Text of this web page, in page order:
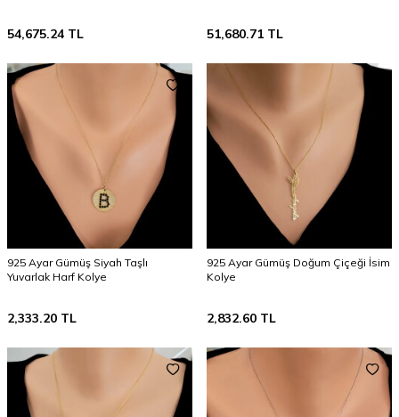
54,675.24 TL 51,680.71 TL
925 Ayar Gümüş Siyah Taşlı
Yuvarlak Harf Kolye
2,333.20 TL
925 Ayar Gümüş Doğum Çiçeği İsim
Kolye
2,832.60 TL